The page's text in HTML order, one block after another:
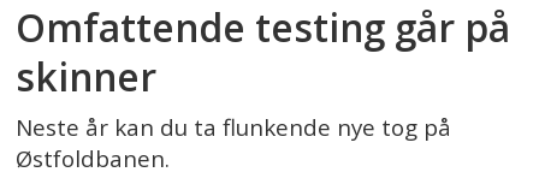
Omfattende testing går på
skinner
Neste år kan du ta flunkende nye tog på
Østfoldbanen.